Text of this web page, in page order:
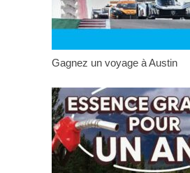
Gagnez un voyage à Austin